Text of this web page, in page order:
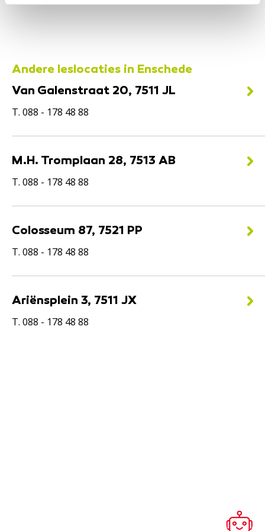
Andere leslocaties in Enschede
Van Galenstraat 20, 7511 JL
T. 088 - 178 48 88
M.H. Tromplaan 28, 7513 AB
T. 088 - 178 48 88
Colosseum 87, 7521 PP
T. 088 - 178 48 88
Ariënsplein 3, 7511 JX
T. 088 - 178 48 88